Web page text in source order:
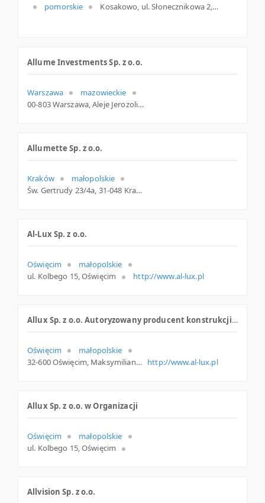
pomorskie Kosakowo, ul. Słonecznikowa 2, pomorskie
Allume Investments Sp. z o.o.
Warszawa
mazowieckie
00-803 Warszawa, Aleje Jerozolimskie 56 C, woj. Mazowieckie, pow. Warszawa, gm. Warszawa
Allumette Sp. z o.o.
Kraków
małopolskie
Św. Gertrudy 23/4a, 31-048 Kraków, małopolskie
Al-Lux Sp. z o.o.
Oświęcim
małopolskie
ul. Kolbego 15, Oświęcim
http://www.al-lux.pl
Allux Sp. z o.o. Autoryzowany producent konstrukcji aluminiowych
Oświęcim
małopolskie
32-600 Oświęcim, Maksymiliana Kolbego 15, woj. Małopolskie, pow. Oświęcimski, gm. Oświęcim http://www.al-lux.pl
Allux Sp. z o.o. w Organizacji
Oświęcim
małopolskie
ul. Kolbego 15, Oświęcim
Allvision Sp. z o.o.